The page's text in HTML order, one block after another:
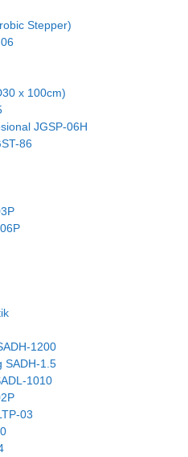
Stepper)
x 100cm)
JGSP-06H
86
1200
SADH-1.5
1010
03